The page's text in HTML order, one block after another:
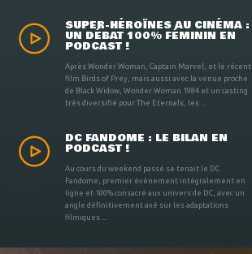
SUPER-HÉROÏNES AU CINÉMA :
UN DÉBAT 100% FÉMININ EN
PODCAST !
Après Wonder Woman, Captain Marvel, et le récent
film Birds of Prey, mais aussi avec la venue proche
de Black Widow, Wonder Woman 1984 et un casting
très diversifié pour The Eternals, les ...
DC FANDOME : LE BILAN EN
PODCAST !
Au cours du weekend passé se tenait le DC
Fandome, premier évènement intégralement en
ligne et 100% consacré aux univers de DC, avec un
angle définitivement axé sur les adaptations
filmiques ...